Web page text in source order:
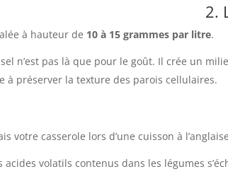
2.
à hauteur de 10 à 15 grammes par litre.
sel n’est pas là que pour le goût. Il crée un
à préserver la texture des parois cellulaires.
votre casserole lors d’une cuisson à
acides volatils contenus dans les légumes